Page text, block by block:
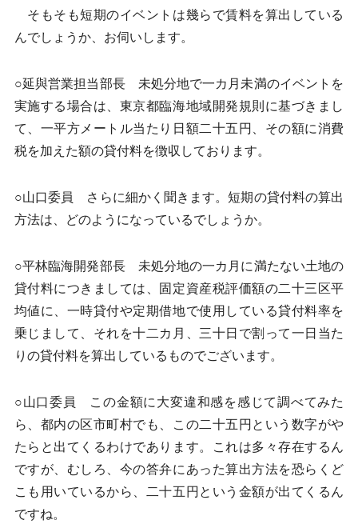
そもそも短期のイベントは幾らで賃料を算出している
んでしょうか、お伺いします。
○延與営業担当部長 未処分地で一カ月未満のイベントを
実施する場合は、東京都臨海地域開発規則に基づきまし
て、一平方メートル当たり日額二十五円、その額に消費
税を加えた額の貸付料を徴収しております。
○山口委員 さらに細かく聞きます。短期の貸付料の算出
方法は、どのようになっているでしょうか。
○平林臨海開発部長 未処分地の一カ月に満たない土地の
貸付料につきましては、固定資産税評価額の二十三区平
均値に、一時貸付や定期借地で使用している貸付料率を
乗じまして、それを十二カ月、三十日で割って一日当た
りの貸付料を算出しているものでございます。
○山口委員 この金額に大変違和感を感じて調べてみた
ら、都内の区市町村でも、この二十五円という数字がや
たらと出てくるわけであります。これは多々存在するん
ですが、むしろ、今の答弁にあった算出方法を恐らくど
こも用いているから、二十五円という金額が出てくるん
ですね。